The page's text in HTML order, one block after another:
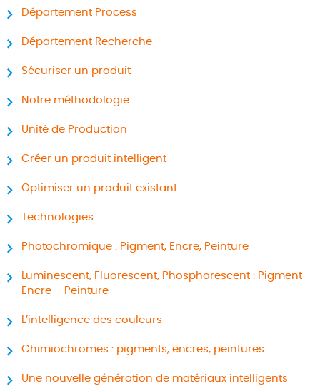
Département Process
Département Recherche
Sécuriser un produit
Notre méthodologie
Unité de Production
Créer un produit intelligent
Optimiser un produit existant
Technologies
Photochromique : Pigment, Encre, Peinture
Luminescent, Fluorescent, Phosphorescent : Pigment –
Encre – Peinture
L’intelligence des couleurs
Chimiochromes : pigments, encres, peintures
Une nouvelle génération de matériaux intelligents